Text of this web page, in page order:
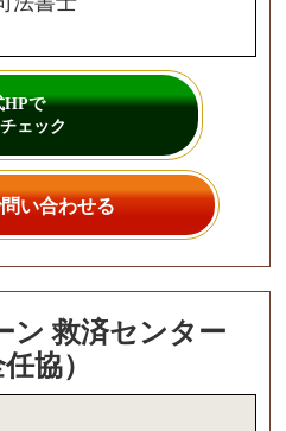
HPで
ェック
い合わせる
ン 救済センター
任協）